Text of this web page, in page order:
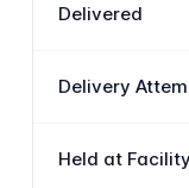
Delivered
Delivery
Held at Facility